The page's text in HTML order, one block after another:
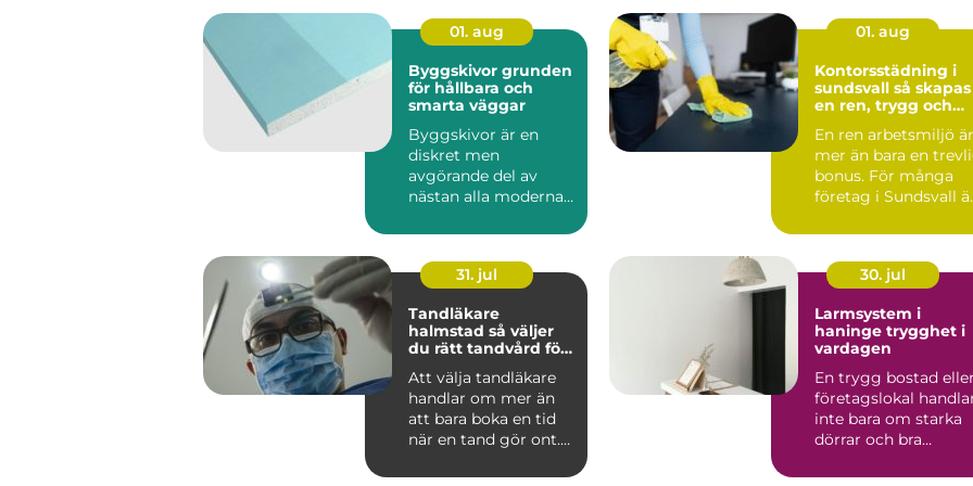
01. aug
Byggskivor grunden
för hållbara och
smarta väggar
Byggskivor är en
diskret men
avgörande del av
nästan alla moderna
sällan när hu...
01. aug
Kontorsstädning i
sundsvall så skapas
en ren, trygg och
En ren arbetsmiljö är
mer än bara en
bonus. För många
företag i Sundsvall
31. jul
Tandläkare
halmstad så väljer
du rätt tandvård för
Att välja tandläkare
handlar om mer än
att bara boka en tid
när en tand gör ont.
tandvå...
30. jul
Larmsystem i
haninge trygghet i
vardagen
En trygg bostad eller
företagslokal
inte bara om starka
dörrar och bra